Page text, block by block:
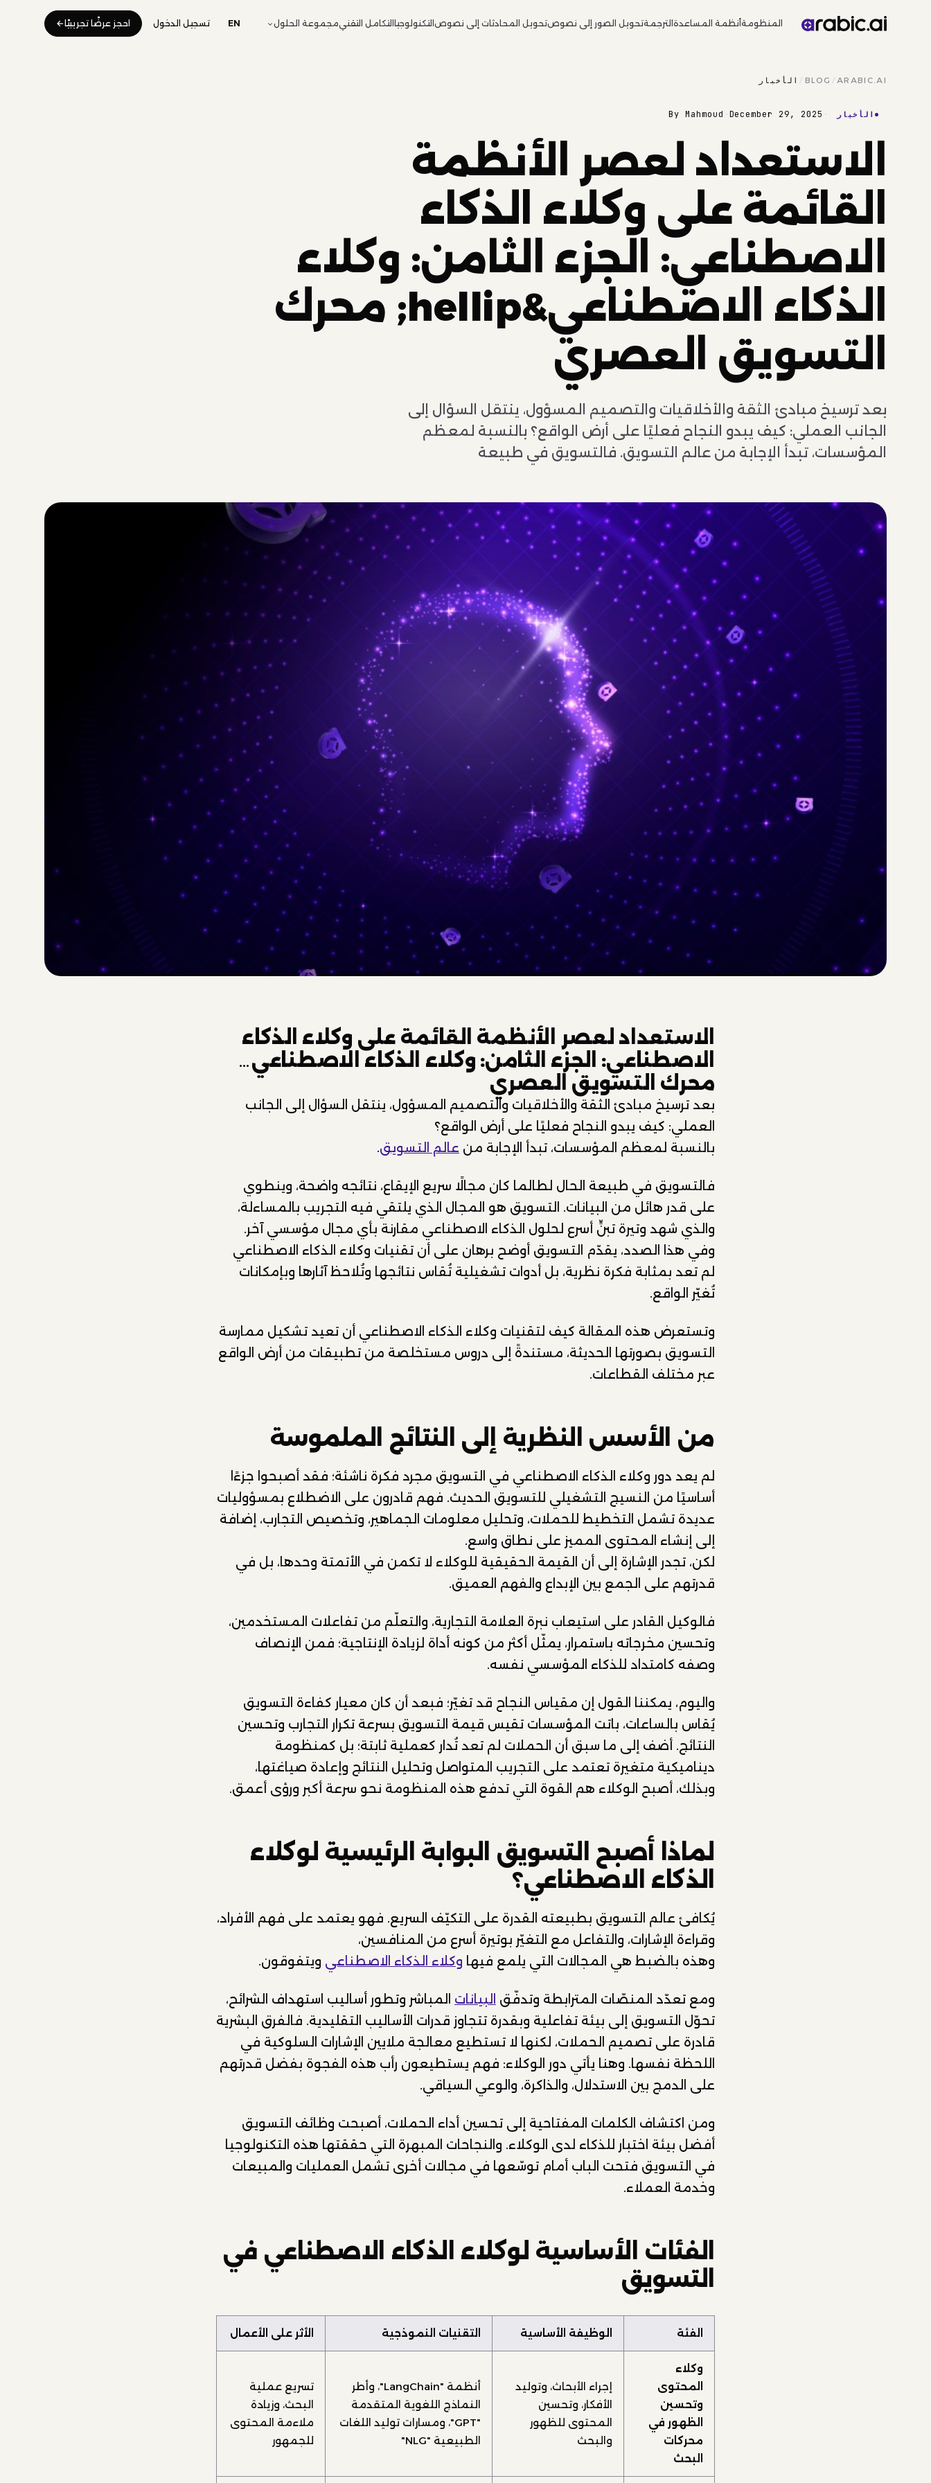
المنظومةأنظمة المساعدة الترجمةتحويل الصور إلى نصوصتحويل المحادثات إلى نصوص التكنولوجيا التكامل التقنيمجموعة الحلول EN تسجيل الدخول احجز عرضًا تجريبيًا
ARABIC.AI
/
BLOG
/ الأخبار
الأخبار ·
December 29, 2025
·
By Mahmoud
الاستعداد لعصر الأنظمة
القائمة على وكلاء الذكاء
الاصطناعي: الجزء الثامن: وكلاء
الذكاء الاصطناعي&hellip; محرك
التسويق العصري
بعد ترسيخ مبادئ الثقة والأخلاقيات والتصميم المسؤول، ينتقل السؤال إلى
الجانب العملي: كيف يبدو النجاح فعليًا على أرض الواقع؟ بالنسبة لمعظم
المؤسسات، تبدأ الإجابة من عالم التسويق. فالتسويق في طبيعة
الاستعداد لعصر الأنظمة القائمة على وكلاء الذكاء
الاصطناعي: الجزء الثامن: وكلاء الذكاء الاصطناعي…
محرك التسويق العصري
بعد ترسيخ مبادئ الثقة والأخلاقيات والتصميم المسؤول، ينتقل السؤال إلى الجانب
العملي: كيف يبدو النجاح فعليًا على أرض الواقع؟
بالنسبة لمعظم المؤسسات، تبدأ الإجابة من عالم التسويق.
فالتسويق في طبيعة الحال لطالما كان مجالًا سريع الإيقاع، نتائجه واضحة، وينطوي
على قدر هائل من البيانات. التسويق هو المجال الذي يلتقي فيه التجريب بالمساءلة،
والذي شهد وتيرة تبنٍّ أسرع لحلول الذكاء الاصطناعي مقارنة بأي مجال مؤسسي آخر.
وفي هذا الصدد، يقدّم التسويق أوضح برهان على أن تقنيات وكلاء الذكاء الاصطناعي
لم تعد بمثابة فكرة نظرية، بل أدوات تشغيلية تُقاس نتائجها وتُلاحظ آثارها وبإمكانات
تُغيّر الواقع.
وتستعرض هذه المقالة كيف لتقنيات وكلاء الذكاء الاصطناعي أن تعيد تشكيل ممارسة
التسويق بصورتها الحديثة، مستندةً إلى دروس مستخلصة من تطبيقات من أرض الواقع
عبر مختلف القطاعات.
من الأسس النظرية إلى النتائج الملموسة
لم يعد دور وكلاء الذكاء الاصطناعي في التسويق مجرد فكرة ناشئة؛ فقد أصبحوا جزءًا
أساسيًا من النسيج التشغيلي للتسويق الحديث. فهم قادرون على الاضطلاع بمسؤوليات
عديدة تشمل التخطيط للحملات، وتحليل معلومات الجماهير، وتخصيص التجارب، إضافة
إلى إنشاء المحتوى المميز على نطاق واسع.
لكن، تجدر الإشارة إلى أن القيمة الحقيقية للوكلاء لا تكمن في الأتمتة وحدها، بل في
قدرتهم على الجمع بين الإبداع والفهم العميق.
فالوكيل القادر على استيعاب نبرة العلامة التجارية، والتعلّم من تفاعلات المستخدمين،
وتحسين مخرجاته باستمرار، يمثّل أكثر من كونه أداة لزيادة الإنتاجية؛ فمن الإنصاف
وصفه كامتداد للذكاء المؤسسي نفسه.
واليوم، يمكننا القول إن مقياس النجاح قد تغيّر؛ فبعد أن كان معيار كفاءة التسويق
يُقاس بالساعات، باتت المؤسسات تقيس قيمة التسويق بسرعة تكرار التجارب وتحسين
النتائج. أضف إلى ما سبق أن الحملات لم تعد تُدار كعملية ثابتة؛ بل كمنظومة
ديناميكية متغيرة تعتمد على التجريب المتواصل وتحليل النتائج وإعادة صياغتها،
وبذلك، أصبح الوكلاء هم القوة التي تدفع هذه المنظومة نحو سرعة أكبر ورؤى أعمق.
لماذا أصبح التسويق البوابة الرئيسية لوكلاء
الذكاء الاصطناعي؟
يُكافئ عالم التسويق بطبيعته القدرة على التكيّف السريع. فهو يعتمد على فهم الأفراد،
وقراءة الإشارات، والتفاعل مع التغيّر بوتيرة أسرع من المنافسين،
وهذه بالضبط هي المجالات التي يلمع فيها وكلاء الذكاء الاصطناعي ويتفوقون.
ومع تعدّد المنصّات المترابطة وتدفّق البيانات المباشر وتطور أساليب استهداف الشرائح،
تحوّل التسويق إلى بيئة تفاعلية وبقدرة تتجاوز قدرات الأساليب التقليدية. فالفرق البشرية
قادرة على تصميم الحملات، لكنها لا تستطيع معالجة ملايين الإشارات السلوكية في
اللحظة نفسها. وهنا يأتي دور الوكلاء: فهم يستطيعون رأب هذه الفجوة بفضل قدرتهم
على الدمج بين الاستدلال، والذاكرة، والوعي السياقي.
ومن اكتشاف الكلمات المفتاحية إلى تحسين أداء الحملات، أصبحت وظائف التسويق
أفضل بيئة اختبار للذكاء لدى الوكلاء. والنجاحات المبهرة التي حققتها هذه التكنولوجيا
في التسويق فتحت الباب أمام توسّعها في مجالات أخرى تشمل العمليات والمبيعات
وخدمة العملاء.
الفئات الأساسية لوكلاء الذكاء الاصطناعي في
التسويق
الفئة الوظيفة الأساسية التقنيات النموذجية الأثر على الأعمال
وكلاء
المحتوى
وتحسين
الظهور في
محركات
البحث
إجراء الأبحاث، وتوليد
الأفكار، وتحسين
المحتوى للظهور
والبحث
أنظمة "LangChain"، وأطر
النماذج اللغوية المتقدمة
"GPT"، ومسارات توليد اللغات
الطبيعية "NLG"
تسريع عملية
البحث، وزيادة
ملاءمة المحتوى
للجمهور